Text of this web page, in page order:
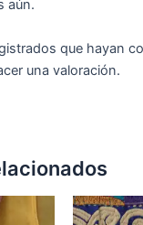
aún.
que hayan
una valoración.